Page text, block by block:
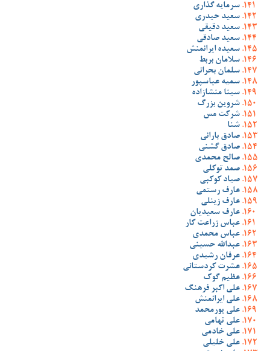
سرمایه گذاری
سعید حیدری
سعید دقیقی
سعید صادقی
سعیده ایرانمنش
سلامان بربط
سلمان بحرانی
سمیه عباسپور
سینا منشازاده
شروین بزرگ
شرکت مس
شنا
صادق بارانی
صادق گشنی
صالح محمدی
صمد توکلی
صیاد کوکبی
عارف رستمی
عارف زینلی
عارف سعیدیان
عباس زراعت کار
عباس محمدی
عبدالله حسینی
عرفان رشیدی
عشرت کردستانی
عظیم گوک
علی اکبر فرهنگ
علی ایرانمنش
علی پورمحمد
علی تهامی
علی خادمی
علی خلیلی